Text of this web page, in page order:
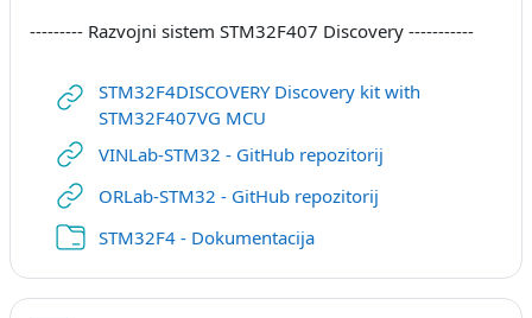
--------- Razvojni sistem STM32F407 Discovery -----------
STM32F4DISCOVERY Discovery kit with
STM32F407VG MCUURL
VINLab-STM32 - GitHub repozitorijURL
ORLab-STM32 - GitHub repozitorijURL
STM32F4 - DokumentacijaMapa